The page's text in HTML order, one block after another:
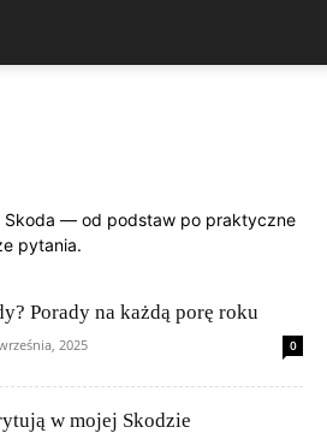
Hyundai Jeep Kia
Lamborghini
Mercedes-Benz
Skoda — od podstaw po praktyczne
pytania.
Porady na każdą porę roku
2025 0
w mojej Skodzie